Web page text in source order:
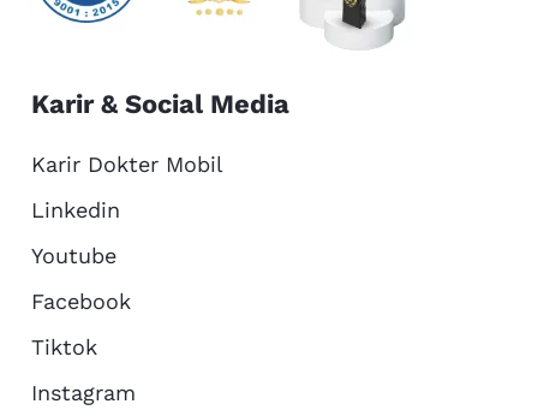
Karir & Social Media
Karir Dokter Mobil
Linkedin
Youtube
Facebook
Tiktok
Instagram